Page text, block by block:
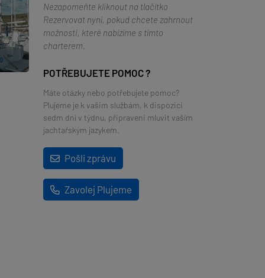
Nezapomeňte kliknout na tlačítko
Rezervovat nyní, pokud chcete zahrnout
možnosti, které nabízíme s tímto
charterem.
POTŘEBUJETE POMOC ?
Máte otázky nebo potřebujete pomoc?
Plujeme je k vašim službám, k dispozici
sedm dní v týdnu, připraveni mluvit vaším
jachtařským jazykem.
Pošli zprávu
Zavolej Plujeme